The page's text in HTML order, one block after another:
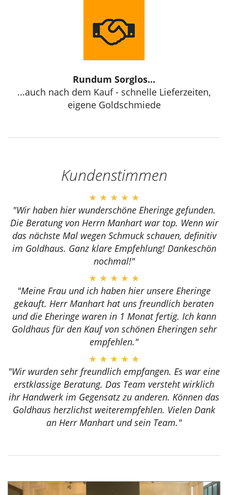
Rundum Sorglos...
...auch nach dem Kauf - schnelle Lieferzeiten,
eigene Goldschmiede
Kundenstimmen
★ ★ ★ ★ ★
"Wir haben hier wunderschöne Eheringe gefunden.
Die Beratung von Herrn Manhart war top. Wenn wir
das nächste Mal wegen Schmuck schauen, definitiv
im Goldhaus. Ganz klare Empfehlung! Dankeschön
nochmal!"
★ ★ ★ ★ ★
"Meine Frau und ich haben hier unsere Eheringe
gekauft. Herr Manhart hat uns freundlich beraten
und die Eheringe waren in 1 Monat fertig. Ich kann
Goldhaus für den Kauf von schönen Eheringen sehr
empfehlen."
★ ★ ★ ★ ★
"Wir wurden sehr freundlich empfangen. Es war eine
erstklassige Beratung. Das Team versteht wirklich
ihr Handwerk im Gegensatz zu anderen. Können das
Goldhaus herzlichst weiterempfehlen. Vielen Dank
an Herr Manhart und sein Team."